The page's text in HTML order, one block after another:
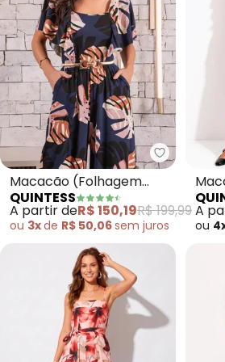
Quintess
Macacão (Folhagem
Marinho) em Malha de
Viscose
QUINTESS
A partir deR$ 150,19R$ 199,99
ou 3xde R$ 50,06sem juros
A
ou